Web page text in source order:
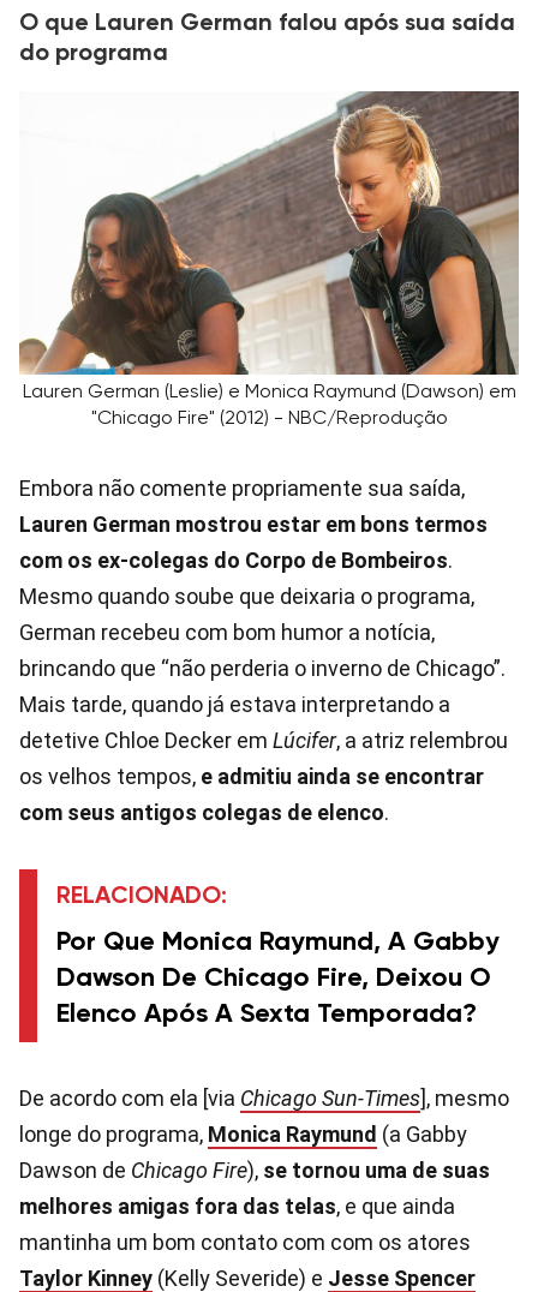
O que Lauren German falou após sua saída
do programa
Lauren German (Leslie) e Monica Raymund (Dawson) em
"Chicago Fire" (2012) - NBC/Reprodução
Embora não comente propriamente sua saída,
Lauren German mostrou estar em bons termos
com os ex-colegas do Corpo de Bombeiros.
Mesmo quando soube que deixaria o programa,
German recebeu com bom humor a notícia,
brincando que “não perderia o inverno de Chicago”.
Mais tarde, quando já estava interpretando a
detetive Chloe Decker em Lúcifer, a atriz relembrou
os velhos tempos, e admitiu ainda se encontrar
com seus antigos colegas de elenco.
RELACIONADO:
Por Que Monica Raymund, A Gabby
Dawson De Chicago Fire, Deixou O
Elenco Após A Sexta Temporada?
De acordo com ela [via Chicago Sun-Times], mesmo
longe do programa, Monica Raymund (a Gabby
Dawson de Chicago Fire), se tornou uma de suas
melhores amigas fora das telas, e que ainda
mantinha um bom contato com com os atores
Taylor Kinney (Kelly Severide) e Jesse Spencer